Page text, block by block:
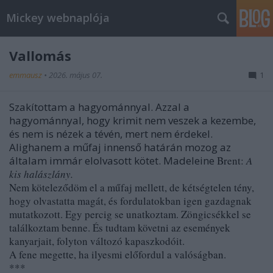
Mickey webnaplója
Vallomás
emmausz • 2026. május 07. 1
Szakítottam a hagyománnyal. Azzal a
hagyománnyal, hogy krimit nem veszek a kezembe,
és nem is nézek a tévén, mert nem érdekel.
Alighanem a műfaj innenső határán mozog az
általam immár elolvasott kötet. Madeleine Brent:A
kis halászlány.
Nem köteleződöm el a műfaj mellett, de kétségtelen tény,
hogy olvastatta magát, és fordulatokban igen gazdagnak
mutatkozott. Egy percig se unatkoztam. Zöngicsékkel se
találkoztam benne. És tudtam követni az események
kanyarjait, folyton változó kapaszkodóit.
A fene megette, ha ilyesmi előfordul a valóságban.
***